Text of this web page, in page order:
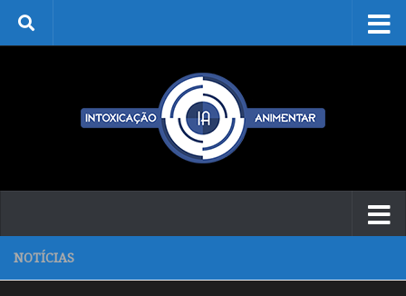
Skip to content
NOTÍCIAS